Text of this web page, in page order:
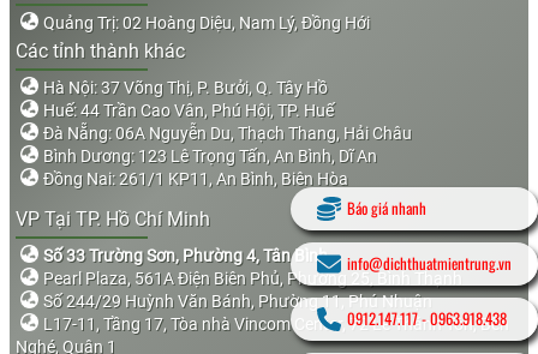
Quảng Trị: 02 Hoàng Diệu, Nam Lý, Đồng Hới
Các tỉnh thành khác
Hà Nội: 37 Võng Thị, P. Bưởi, Q. Tây Hồ
Huế: 44 Trần Cao Vân, Phú Hội, TP. Huế
Đà Nẵng: 06A Nguyễn Du, Thạch Thang, Hải Châu
Bình Dương: 123 Lê Trọng Tấn, An Bình, Dĩ An
Đồng Nai: 261/1 KP11, An Bình, Biên Hòa
VP Tại TP. Hồ Chí Minh
Số 33 Trường Sơn, Phường 4, Tân Bình
Pearl Plaza, 561A Điện Biên Phủ, Phường 25, Bình Thạnh
Số 244/29 Huỳnh Văn Bánh, Phường 11, Phú Nhuận
L17-11, Tầng 17, Tòa nhà Vincom Center, 72 Lê Thánh Tôn, Bến
Nghé, Quận 1
Báo giá nhanh
info@dichthuatmientrung.vn
0912.147.117-0963.918.438